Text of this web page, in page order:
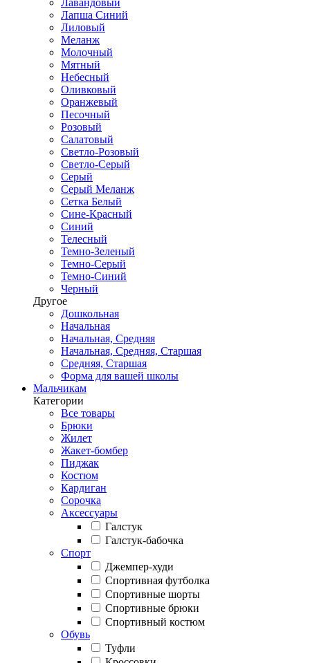
Лавандовый
Лапша Синий
Лиловый
Меланж
Молочный
Мятный
Небесный
Оливковый
Оранжевый
Песочный
Розовый
Салатовый
Светло-Розовый
Светло-Серый
Серый
Серый Меланж
Сетка Белый
Сине-Красный
Синий
Телесный
Темно-Зеленый
Темно-Серый
Темно-Синий
Черный
Другое
Дошкольная
Начальная
Начальная, Средняя
Начальная, Средняя, Старшая
Средняя, Старшая
Форма для вашей школы
Мальчикам
Категории
Все товары
Брюки
Жилет
Жакет-бомбер
Пиджак
Костюм
Кардиган
Сорочка
Аксессуары
Галстук
Галстук-бабочка
Спорт
Джемпер-худи
Спортивная футболка
Спортивные шорты
Спортивные брюки
Спортивный костюм
Обувь
Туфли